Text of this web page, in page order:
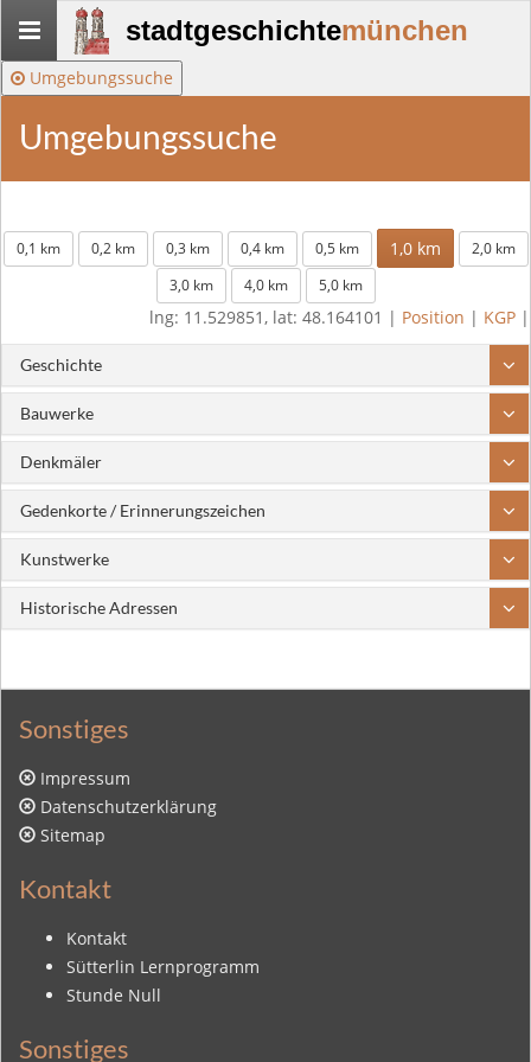
Stadtgeschichte-
München
stadtgeschichtemünchen
Umgebungssuche
Umgebungssuche
0,1 km 0,2 km 0,3 km 0,4 km 0,5 km 1,0 km
2,0 km
3,0 km
4,0 km 5,0 km
lng: 11.529851, lat: 48.164101 | Position | KGP |
Geschichte
Bauwerke
Denkmäler
Gedenkorte / Erinnerungszeichen
Kunstwerke
Historische Adressen
Sonstiges
Impressum
Datenschutzerklärung
Sitemap
Kontakt
Kontakt
Sütterlin Lernprogramm
Stunde Null
Sonstiges